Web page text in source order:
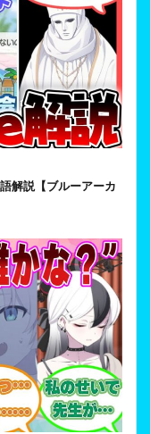
解説【ブルーアーカ